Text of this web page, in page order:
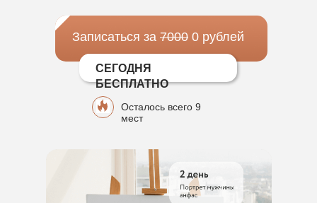
Осталось всего 9
мест
Записаться за 7000 0 рублей
СЕГОДНЯ
БЕСПЛАТНО